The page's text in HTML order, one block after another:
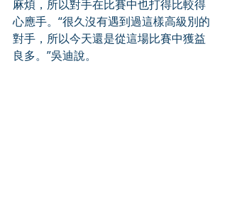
麻煩，所以對手在比賽中也打得比較得
心應手。“很久沒有遇到過這樣高級別的
對手，所以今天還是從這場比賽中獲益
良多。”吳迪說。